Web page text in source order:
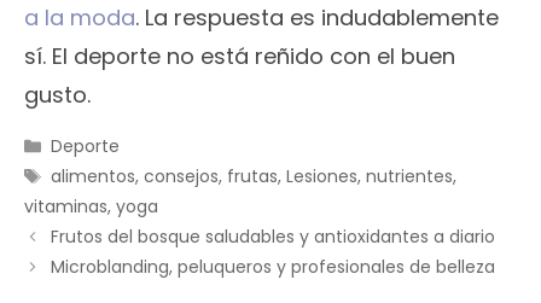
a la moda. La respuesta es indudablemente
sí. El deporte no está reñido con el buen
gusto.
Categorías
Deporte
Etiquetas
alimentos,consejos, frutas,Lesiones,nutrientes,
vitaminas, yoga
Frutos del bosque saludables y antioxidantes a diario
Microblanding, peluqueros y profesionales de belleza